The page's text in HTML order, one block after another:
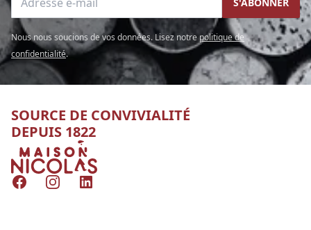
Nous nous soucions de vos données. Lisez notre politique de
confidentialité.
SOURCE DE CONVIVIALITÉ
DEPUIS 1822
Nicolas
FacebookInstagramLinkedIn